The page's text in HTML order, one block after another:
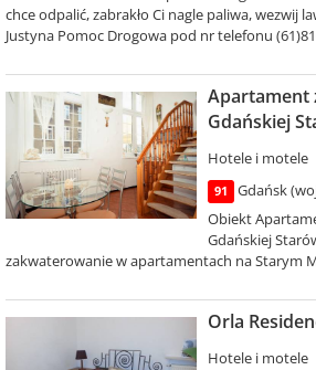
chce odpalić, zabrakło Ci nagle paliwa, wezwij
Justyna Pomoc Drogowa pod nr telefonu
Apartament
Gdańskiej
Hotele i motele
91
Gdańsk
Obiekt
Gdańskiej
zakwaterowanie w apartamentach na Starym
Orla
Hotele i motele